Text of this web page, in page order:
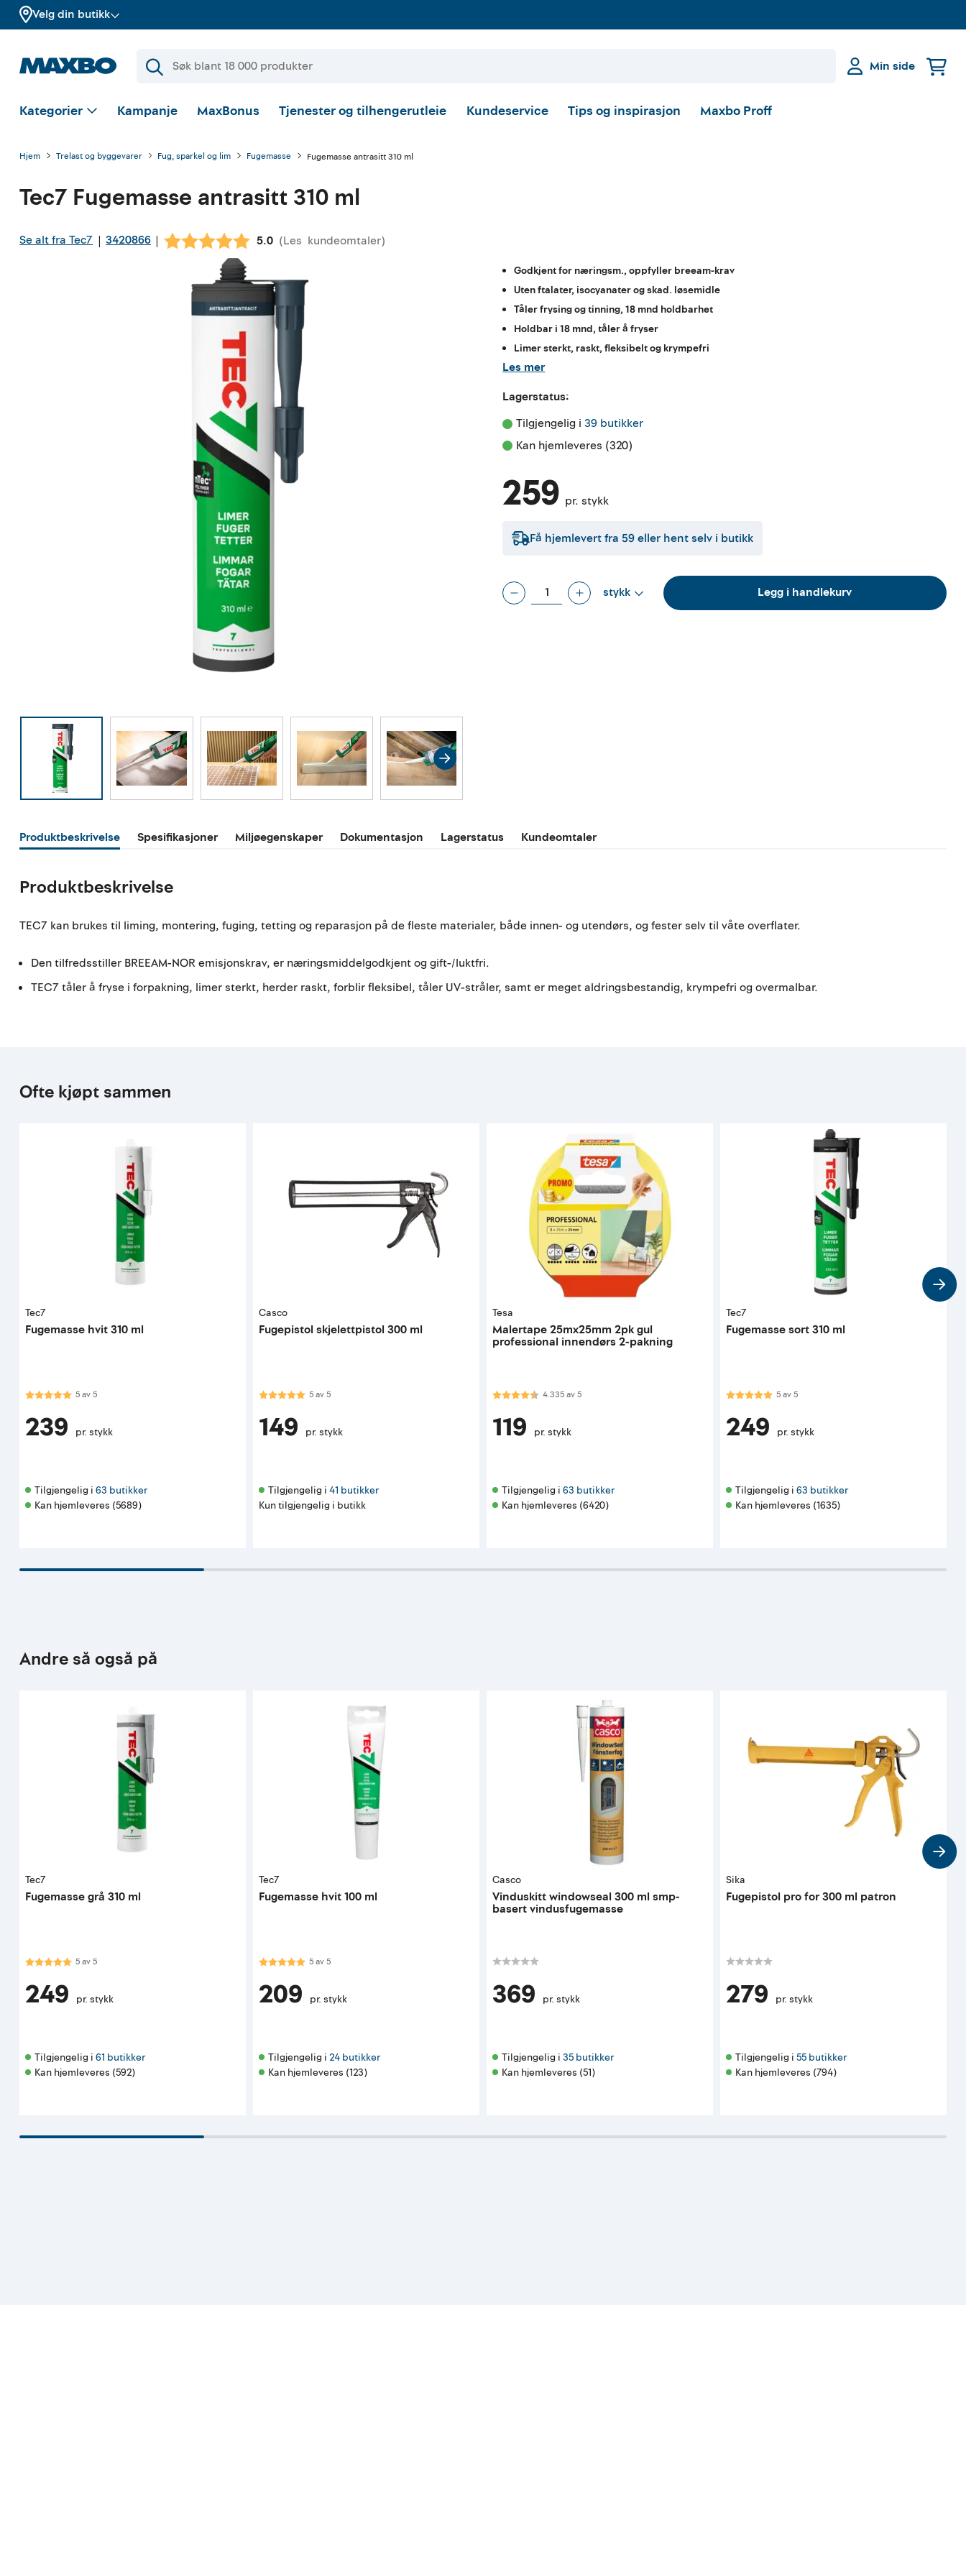
Velg din butikk
Min side
Kategorier Kampanje MaxBonus Tjenester og tilhengerutleie Kundeservice Tips og inspirasjon Maxbo Proff
Hjem Trelast og byggevarer Fug, sparkel og lim Fugemasse Fugemasse antrasitt 310 ml
Tec7 Fugemasse antrasitt 310 ml
Se alt fra Tec7 | 3420866 | Gjennomsnittskarakter:
5.0 (Les kundeomtaler)
Godkjent for næringsm., oppfyller breeam-krav
Uten ftalater, isocyanater og skad. løsemidle
Tåler frysing og tinning, 18 mnd holdbarhet
Holdbar i 18 mnd, tåler å fryser
Limer sterkt, raskt, fleksibelt og krympefri
Les mer
Lagerstatus:
Tilgjengelig i 39 butikker
Kan hjemleveres (320)
259 pr. stykk
Få hjemlevert fra 59eller hent selv i butikk
stykk Legg i handlekurv
Produktbeskrivelse Spesifikasjoner Miljøegenskaper Dokumentasjon Lagerstatus Kundeomtaler
Produktbeskrivelse
TEC7 kan brukes til liming, montering, fuging, tetting og reparasjon på de fleste materialer, både innen- og utendørs, og fester selv til våte overflater.
Den tilfredsstiller BREEAM-NOR emisjonskrav, er næringsmiddelgodkjent og gift-/luktfri.
TEC7 tåler å fryse i forpakning, limer sterkt, herder raskt, forblir fleksibel, tåler UV-stråler, samt er meget aldringsbestandig, krympefri og overmalbar.
Ofte kjøpt sammen
Tec7
Fugemasse hvit 310 ml
Karakter:5.0 av 5 mulige
5av5
239 pr. stykk
Tilgjengelig i 63 butikker
Kan hjemleveres (5689)
Casco
Fugepistol skjelettpistol 300 ml
Karakter:5.0 av 5 mulige
5av5
149 pr. stykk
Tilgjengelig i 41 butikker
Kun tilgjengelig i butikk
Tesa
Malertape 25mx25mm 2pk gul
professional innendørs 2-pakning
Karakter:4.3 av 5 mulige
4.335av5
119 pr. stykk
Tilgjengelig i 63 butikker
Kan hjemleveres (6420)
Tec7
Fugemasse sort 310 ml
Karakter:5.0 av 5 mulige
5av5
249 pr. stykk
Tilgjengelig i 63 butikker
Kan hjemleveres (1635)
Andre så også på
Tec7
Fugemasse grå 310 ml
Karakter:5.0 av 5 mulige
5av5
249 pr. stykk
Tilgjengelig i 61 butikker
Kan hjemleveres (592)
Tec7
Fugemasse hvit 100 ml
Karakter:5.0 av 5 mulige
5av5
209 pr. stykk
Tilgjengelig i 24 butikker
Kan hjemleveres (123)
Casco
Vinduskitt windowseal 300 ml smp-
basert vindusfugemasse
369 pr. stykk
Tilgjengelig i 35 butikker
Kan hjemleveres (51)
Sika
Fugepistol pro for 300 ml patron
279 pr. stykk
Tilgjengelig i 55 butikker
Kan hjemleveres (794)